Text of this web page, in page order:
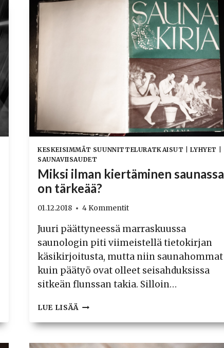
SYVEMMÄLTÄ?
KESKEISIMMÄT SUUNNITTELURATKAISUT |LYHYET
SAUNAVIISAUDET
Miksi ilman kiertäminen saunassa
on tärkeää?
01.12.2018 4 Kommentit
Juuri päättyneessä marraskuussa
saunologin piti viimeistellä tietokirjan
käsikirjoitusta, mutta niin saunahommat
kuin päätyö ovat olleet seisahduksissa
sitkeän flunssan takia. Silloin…
LUE LISÄÄ MIKSI
KIERTÄMINEN